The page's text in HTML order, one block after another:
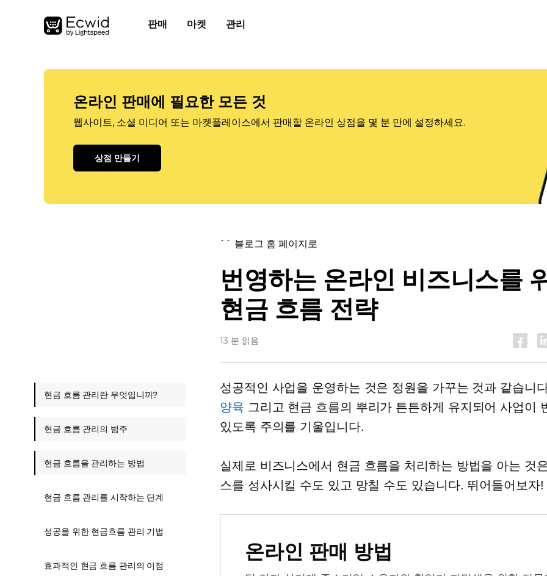
판매 마켓 관리
온라인 판매에 필요한 모든 것
웹사이트, 소셜 미디어 또는 마켓플레이스에서 판매할 온라인 상점을 몇 분 만에 설정하세요.
상점 만들기
`` 블로그 홈 페이지로
번영하는 온라인 비즈니스를
현금 흐름 전략
13 분 읽음
성공적인 사업을 운영하는 것은 정원을 가꾸는 것과 같습니
양육 그리고 현금 흐름의 뿌리가 튼튼하게 유지되어 사업이
있도록 주의를 기울입니다.
실제로 비즈니스에서 현금 흐름을 처리하는 방법을 아는 것
스를 성사시킬 수도 있고 망칠 수도 있습니다. 뛰어들어보자!
온라인 판매 방법
현금 흐름 관리란 무엇입니까?
현금 흐름 관리의 범주
현금 흐름을 관리하는 방법
현금 흐름 관리를 시작하는 단계
성공을 위한 현금흐름 관리 기법
효과적인 현금 흐름 관리의 이점